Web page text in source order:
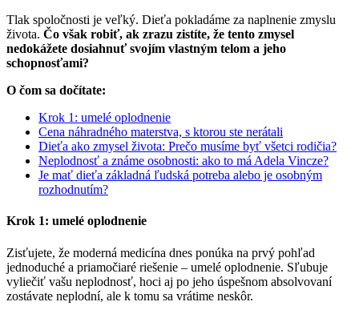
Tlak spoločnosti je veľký. Dieťa pokladáme za naplnenie zmyslu
života. Čo však robiť, ak zrazu zistíte, že tento zmysel
nedokážete dosiahnuť svojím vlastným telom a jeho
schopnosťami?
O čom sa dočítate:
Krok 1: umelé oplodnenie
Cena náhradného materstva, s ktorou ste nerátali
Dieťa ako zmysel života: Prečo musíme byť všetci rodičia?
Neplodnosť a známe osobnosti: ako to má Adela Vincze?
Je mať dieťa základná ľudská potreba alebo je osobným
rozhodnutím?
Krok 1: umelé oplodnenie
Zisťujete, že moderná medicína dnes ponúka na prvý pohľad
jednoduché a priamočiaré riešenie – umelé oplodnenie. Sľubuje
vyliečiť vašu neplodnosť, hoci aj po jeho úspešnom absolvovaní
zostávate neplodní, ale k tomu sa vrátime neskôr.